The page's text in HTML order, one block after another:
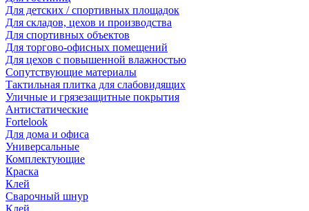
Для детских / спортивных площадок
Для складов, цехов и производства
Для спортивных объектов
Для торгово-офисных помещений
Для цехов с повышенной влажностью
Сопутствующие материалы
Тактильная плитка для слабовидящих
Уличные и грязезащитные покрытия
Антистатические
Fortelook
Для дома и офиса
Универсальные
Комплектующие
Краска
Клей
Сварочный шнур
Клей